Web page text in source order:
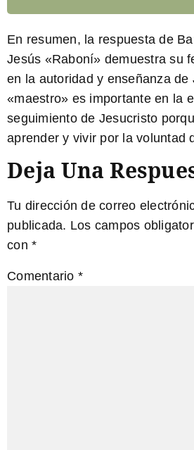
En resumen, la respuesta de
Jesús «Raboní» demuestra su
en la autoridad y enseñanza
«maestro» es importante en la
seguimiento de Jesucristo
aprender y vivir por la voluntad
Deja Una
Tu dirección de correo
publicada. Los campos
con *
Comentario *